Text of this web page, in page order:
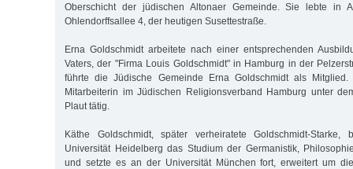
Oberschicht der jüdischen Altonaer Gemeinde. Sie lebte in
Ohlendorffsallee 4, der heutigen Susettestraße.
Erna Goldschmidt arbeitete nach einer entsprechenden
Vaters, der "Firma Louis Goldschmidt" in Hamburg in der
führte die Jüdische Gemeinde Erna Goldschmidt als
Mitarbeiterin im Jüdischen Religionsverband Hamburg unter
Plaut tätig.
Käthe Goldschmidt, später verheiratete Goldschmidt-
Universität Heidelberg das Studium der Germanistik,
und setzte es an der Universität München fort, erweitert um